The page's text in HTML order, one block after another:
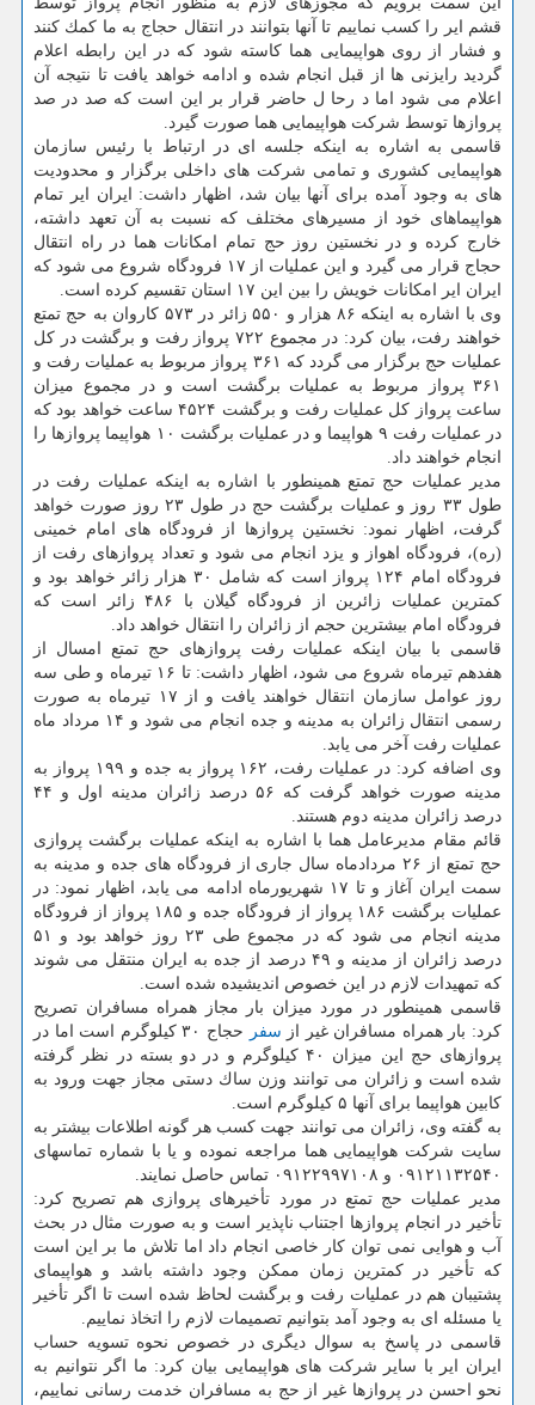
قشم ایر را كسب نماییم تا آنها بتوانند در انتقال حجاج به ما كمك كنند
و فشار از روی هواپیمایی هما كاسته شود كه در این رابطه اعلام
گردید رایزنی ها از قبل انجام شده و ادامه خواهد یافت تا نتیجه آن
اعلام می شود اما د رحا ل حاضر قرار بر این است كه صد در صد
پروازها توسط شركت هواپیمایی هما صورت گیرد.
قاسمی به اشاره به اینكه جلسه ای در ارتباط با رئیس سازمان
هواپیمایی كشوری و تمامی شركت های داخلی برگزار و محدودیت
های به وجود آمده برای آنها بیان شد، اظهار داشت: ایران ایر تمام
هواپیماهای خود از مسیرهای مختلف كه نسبت به آن تعهد داشته،
خارج كرده و در نخستین روز حج تمام امكانات هما در راه انتقال
حجاج قرار می گیرد و این عملیات از ۱۷ فرودگاه شروع می شود كه
ایران ایر امكانات خویش را بین این ۱۷ استان تقسیم كرده است.
وی با اشاره به اینكه ۸۶ هزار و ۵۵۰ زائر در ۵۷۳ كاروان به حج تمتع
خواهند رفت، بیان كرد: در مجموع ۷۲۲ پرواز رفت و برگشت در كل
عملیات حج برگزار می گردد كه ۳۶۱ پرواز مربوط به عملیات رفت و
۳۶۱ پرواز مربوط به عملیات برگشت است و در مجموع میزان
ساعت پرواز كل عملیات رفت و برگشت ۴۵۲۴ ساعت خواهد بود كه
در عملیات رفت ۹ هواپیما و در عملیات برگشت ۱۰ هواپیما پروازها را
انجام خواهند داد.
مدیر عملیات حج تمتع همینطور با اشاره به اینكه عملیات رفت در
طول ۳۳ روز و عملیات برگشت حج در طول ۲۳ روز صورت خواهد
گرفت، اظهار نمود: نخستین پروازها از فرودگاه های امام خمینی
(ره)، فرودگاه اهواز و یزد انجام می شود و تعداد پروازهای رفت از
فرودگاه امام ۱۲۴ پرواز است كه شامل ۳۰ هزار زائر خواهد بود و
كمترین عملیات زائرین از فرودگاه گیلان با ۴۸۶ زائر است كه
فرودگاه امام بیشترین حجم از زائران را انتقال خواهد داد.
قاسمی با بیان اینكه عملیات رفت پروازهای حج تمتع امسال از
هفدهم تیرماه شروع می شود، اظهار داشت: تا ۱۶ تیرماه و طی سه
روز عوامل سازمان انتقال خواهند یافت و از ۱۷ تیرماه به صورت
رسمی انتقال زائران به مدینه و جده انجام می شود و ۱۴ مرداد ماه
عملیات رفت آخر می یابد.
وی اضافه كرد: در عملیات رفت، ۱۶۲ پرواز به جده و ۱۹۹ پرواز به
مدینه صورت خواهد گرفت كه ۵۶ درصد زائران مدینه اول و ۴۴
درصد زائران مدینه دوم هستند.
قائم مقام مدیرعامل هما با اشاره به اینكه عملیات برگشت پروازی
حج تمتع از ۲۶ مردادماه سال جاری از فرودگاه های جده و مدینه به
سمت ایران آغاز و تا ۱۷ شهریورماه ادامه می یابد، اظهار نمود: در
عملیات برگشت ۱۸۶ پرواز از فرودگاه جده و ۱۸۵ پرواز از فرودگاه
مدینه انجام می شود كه در مجموع طی ۲۳ روز خواهد بود و ۵۱
درصد زائران از مدینه و ۴۹ درصد از جده به ایران منتقل می شوند
كه تمهیدات لازم در این خصوص اندیشیده شده است.
قاسمی همینطور در مورد میزان بار مجاز همراه مسافران تصریح
كرد: بار همراه مسافران غیر از سفر
حجاج ۳۰ كیلوگرم است اما در
پروازهای حج این میزان ۴۰ كیلوگرم و در دو بسته در نظر گرفته
شده است و زائران می توانند وزن ساك دستی مجاز جهت ورود به
كابین هواپیما برای آنها ۵ كیلوگرم است.
به گفته وی، زائران می توانند جهت كسب هر گونه اطلاعات بیشتر به
سایت شركت هواپیمایی هما مراجعه نموده و یا با شماره تماسهای
۰۹۱۲۱۱۳۲۵۴۰ و ۰۹۱۲۲۹۹۷۱۰۸ تماس حاصل نمایند.
مدیر عملیات حج تمتع در مورد تأخیرهای پروازی هم تصریح كرد:
تأخیر در انجام پروازها اجتناب ناپذیر است و به صورت مثال در بحث
آب و هوایی نمی توان كار خاصی انجام داد اما تلاش ما بر این است
كه تأخیر در كمترین زمان ممكن وجود داشته باشد و هواپیمای
پشتیبان هم در عملیات رفت و برگشت لحاظ شده است تا اگر تأخیر
یا مسئله ای به وجود آمد بتوانیم تصمیمات لازم را اتخاذ نماییم.
قاسمی در پاسخ به سوال دیگری در خصوص نحوه تسویه حساب
ایران ایر با سایر شركت های هواپیمایی بیان كرد: ما اگر نتوانیم به
نحو احسن در پروازها غیر از حج به مسافران خدمت رسانی نماییم،